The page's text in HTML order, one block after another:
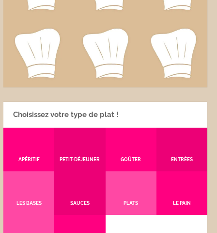
Choisissez votre type de plat !
APÉRITIF PETIT-DÉJEUNER GOÛTER ENTRÉES
LES BASES SAUCES PLATS LE PAIN